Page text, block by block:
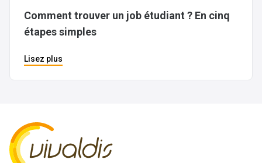
Comment trouver un job étudiant ? En cinq
étapes simples
Lisez plus